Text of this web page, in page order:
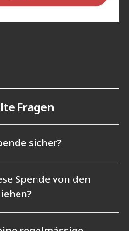
Fragen
sicher?
Spende von den